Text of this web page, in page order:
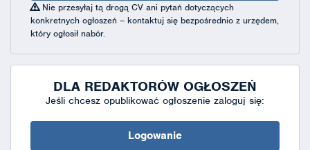
Nie przesyłaj tą drogą CV ani pytań dotyczących
konkretnych ogłoszeń – kontaktuj się bezpośrednio z urzędem,
który ogłosił nabór.
DLA REDAKTORÓW OGŁOSZEŃ
Jeśli chcesz opublikować ogłoszenie zaloguj się:
Logowanie